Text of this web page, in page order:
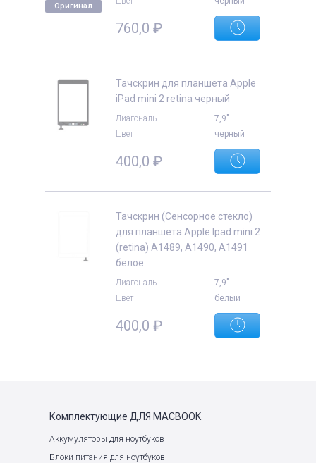
Оригинал
760,0 ₽
Тачскрин для планшета Apple
iPad mini 2 retina черный
Диагональ
7,9"
Цвет
черный
400,0 ₽
Тачскрин (Сенсорное стекло)
для планшета Apple Ipad mini 2
(retina) A1489, A1490, A1491
белое
Диагональ
7,9"
Цвет
белый
400,0 ₽
Комплектующие ДЛЯ MACBOOK
Аккумуляторы для ноутбуков
Блоки питания для ноутбуков